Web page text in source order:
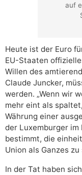
auf
Heute ist der Euro
EU-Staaten
Willen des
Claude Juncker,
werden. „Wenn wir
mehr eint als
Währung einer
der Luxemburger im
bestimmt, die
Union als Ganzes zu
In der Tat haben